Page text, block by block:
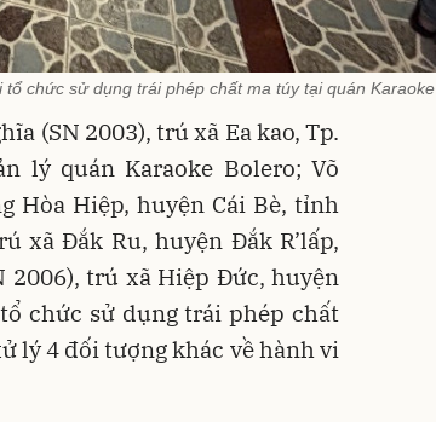
chức sử dụng trái phép chất ma túy tại quán Karaoke
(SN 2003), trú xã Ea kao, Tp.
lý quán Karaoke Bolero; Võ
Hòa Hiệp, huyện Cái Bè, tỉnh
xã Đắk Ru, huyện Đắk R’lấp,
2006), trú xã Hiệp Đức, huyện
chức sử dụng trái phép chất
lý 4 đối tượng khác về hành vi